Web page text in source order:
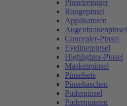
Pinselreiniger
Rougepinsel
Applikatoren
Augenbrauenpinsel
Concealer-Pinsel
Eyelinerpinsel
Highlighter-Pinsel
Maskenpinsel
Pinselsets
Pinseltaschen
Puderpinsel
Puderquasten